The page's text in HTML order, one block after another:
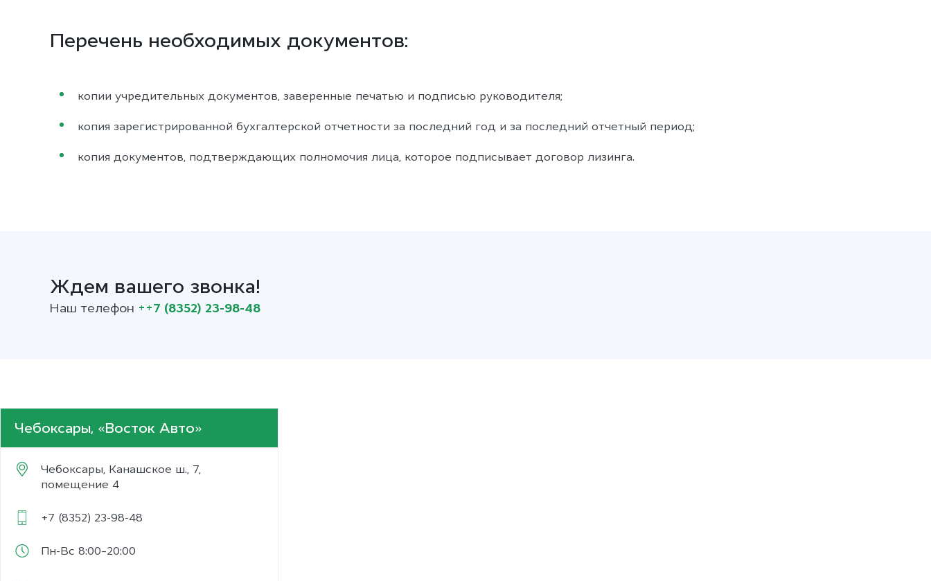
Перечень необходимых документов:
копии учредительных документов, заверенные печатью и подписью руководителя;
копия зарегистрированной бухгалтерской отчетности за последний год и за последний отчетный период;
копия документов, подтверждающих полномочия лица, которое подписывает договор лизинга.
Ждем вашего звонка!
Наш телефон ++7 (8352) 23-98-48
Чебоксары, «Восток Авто»
Чебоксары
Канашское ш., 7,
помещение 4
+7 (8352) 23-98-48
Пн-Вс 8:00–20:00